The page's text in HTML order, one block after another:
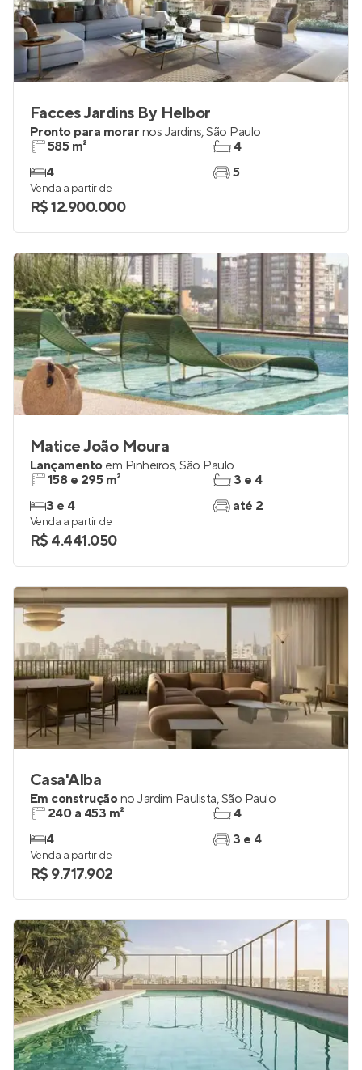
Facces Jardins By Helbor
Pronto para morar nos Jardins,São Paulo
585 m²
4
4
5
Venda a partir de
R$ 12.900.000
Matice João Moura
Lançamento em Pinheiros,São Paulo
158 e 295 m²
3 e 4
3 e 4
até 2
Venda a partir de
R$ 4.441.050
Casa'Alba
Em construçãono Jardim Paulista,São Paulo
240 a 453 m²
4
4
3 e 4
Venda a partir de
R$ 9.717.902